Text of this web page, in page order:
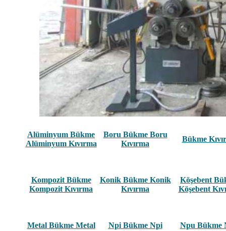
Alüminyum Bükme
Alüminyum Kıvırma
Boru Bükme Boru
Kıvırma
Bükme
Kompozit Bükme
Kompozit Kıvırma
Konik Bükme Konik
Kıvırma
Köşebent
Köşebent
Metal Bükme Metal
Npi Bükme Npi
Npu Bükme